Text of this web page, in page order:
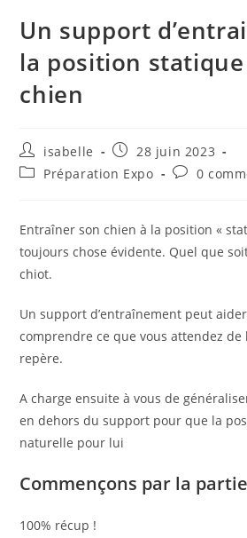
Un support
la position
chien
Auteur/autrice
de
la
isabelle
Publication
publiée :
28 juin 2023
PostPréparation Expo
publication
0
Entraîner son chien à la position «
toujours chose évidente. Quel que
chiot.
Un support d’entraînement peut
comprendre ce que vous attendez
repère.
A charge ensuite à vous de
en dehors du support pour que la
naturelle pour lui
Commençons par la
100% récup !